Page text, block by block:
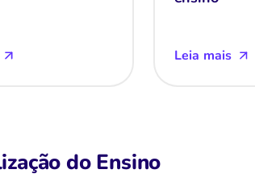
Leia mais
do Ensino